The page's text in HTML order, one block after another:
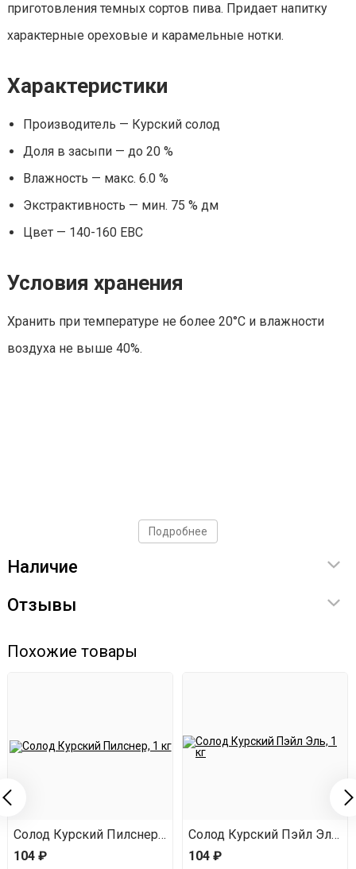
приготовления темных сортов пива. Придает напитку
характерные ореховые и карамельные нотки.
Характеристики
Производитель — Курский солод
Доля в засыпи — до 20 %
Влажность — макс. 6.0 %
Экстрактивность — мин. 75 % дм
Цвет — 140-160 EBC
Условия хранения
Хранить при температуре не более 20°С и влажности
воздуха не выше 40%.
Подробнее
Наличие
Отзывы
Похожие товары
200, 1 кг
Солод Курский Пилснер, 1 кг
104 ₽
Солод Курский Пэйл Эль, 1
104 ₽